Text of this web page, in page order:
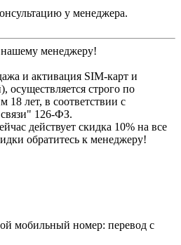
у менеджера.
нашему менеджеру!
и активация SIM-карт и
осуществляется строго по
18 лет, в соответствии с
126-ФЗ.
действует скидка 10% на все
обратитесь к менеджеру!
мобильный номер: перевод с